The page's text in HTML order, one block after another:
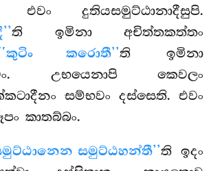
එවං දුතියසමුට්ඨානාදීසුපි.
ති ඉමිනා අචිත්තකත්තං
කරොතී’’ති ඉමිනා
උභයෙනාපි කෙවලං
සම්භවං දස්සෙති. එවං
කාතබ්බං.
සමුට්ඨහන්තී’’ති ඉදං